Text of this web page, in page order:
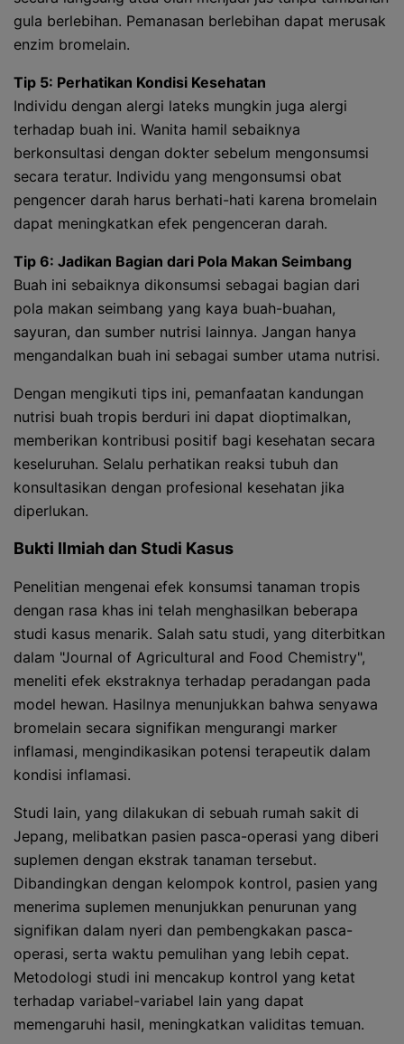
gula berlebihan. Pemanasan berlebihan dapat merusak
enzim bromelain.
Tip 5: Perhatikan Kondisi Kesehatan
Individu dengan alergi lateks mungkin juga alergi
terhadap buah ini. Wanita hamil sebaiknya
berkonsultasi dengan dokter sebelum mengonsumsi
secara teratur. Individu yang mengonsumsi obat
pengencer darah harus berhati-hati karena bromelain
dapat meningkatkan efek pengenceran darah.
Tip 6: Jadikan Bagian dari Pola Makan Seimbang
Buah ini sebaiknya dikonsumsi sebagai bagian dari
pola makan seimbang yang kaya buah-buahan,
sayuran, dan sumber nutrisi lainnya. Jangan hanya
mengandalkan buah ini sebagai sumber utama nutrisi.
Dengan mengikuti tips ini, pemanfaatan kandungan
nutrisi buah tropis berduri ini dapat dioptimalkan,
memberikan kontribusi positif bagi kesehatan secara
keseluruhan. Selalu perhatikan reaksi tubuh dan
konsultasikan dengan profesional kesehatan jika
diperlukan.
Bukti Ilmiah dan Studi Kasus
Penelitian mengenai efek konsumsi tanaman tropis
dengan rasa khas ini telah menghasilkan beberapa
studi kasus menarik. Salah satu studi, yang diterbitkan
dalam "Journal of Agricultural and Food Chemistry",
meneliti efek ekstraknya terhadap peradangan pada
model hewan. Hasilnya menunjukkan bahwa senyawa
bromelain secara signifikan mengurangi marker
inflamasi, mengindikasikan potensi terapeutik dalam
kondisi inflamasi.
Studi lain, yang dilakukan di sebuah rumah sakit di
Jepang, melibatkan pasien pasca-operasi yang diberi
suplemen dengan ekstrak tanaman tersebut.
Dibandingkan dengan kelompok kontrol, pasien yang
menerima suplemen menunjukkan penurunan yang
signifikan dalam nyeri dan pembengkakan pasca-
operasi, serta waktu pemulihan yang lebih cepat.
Metodologi studi ini mencakup kontrol yang ketat
terhadap variabel-variabel lain yang dapat
memengaruhi hasil, meningkatkan validitas temuan.